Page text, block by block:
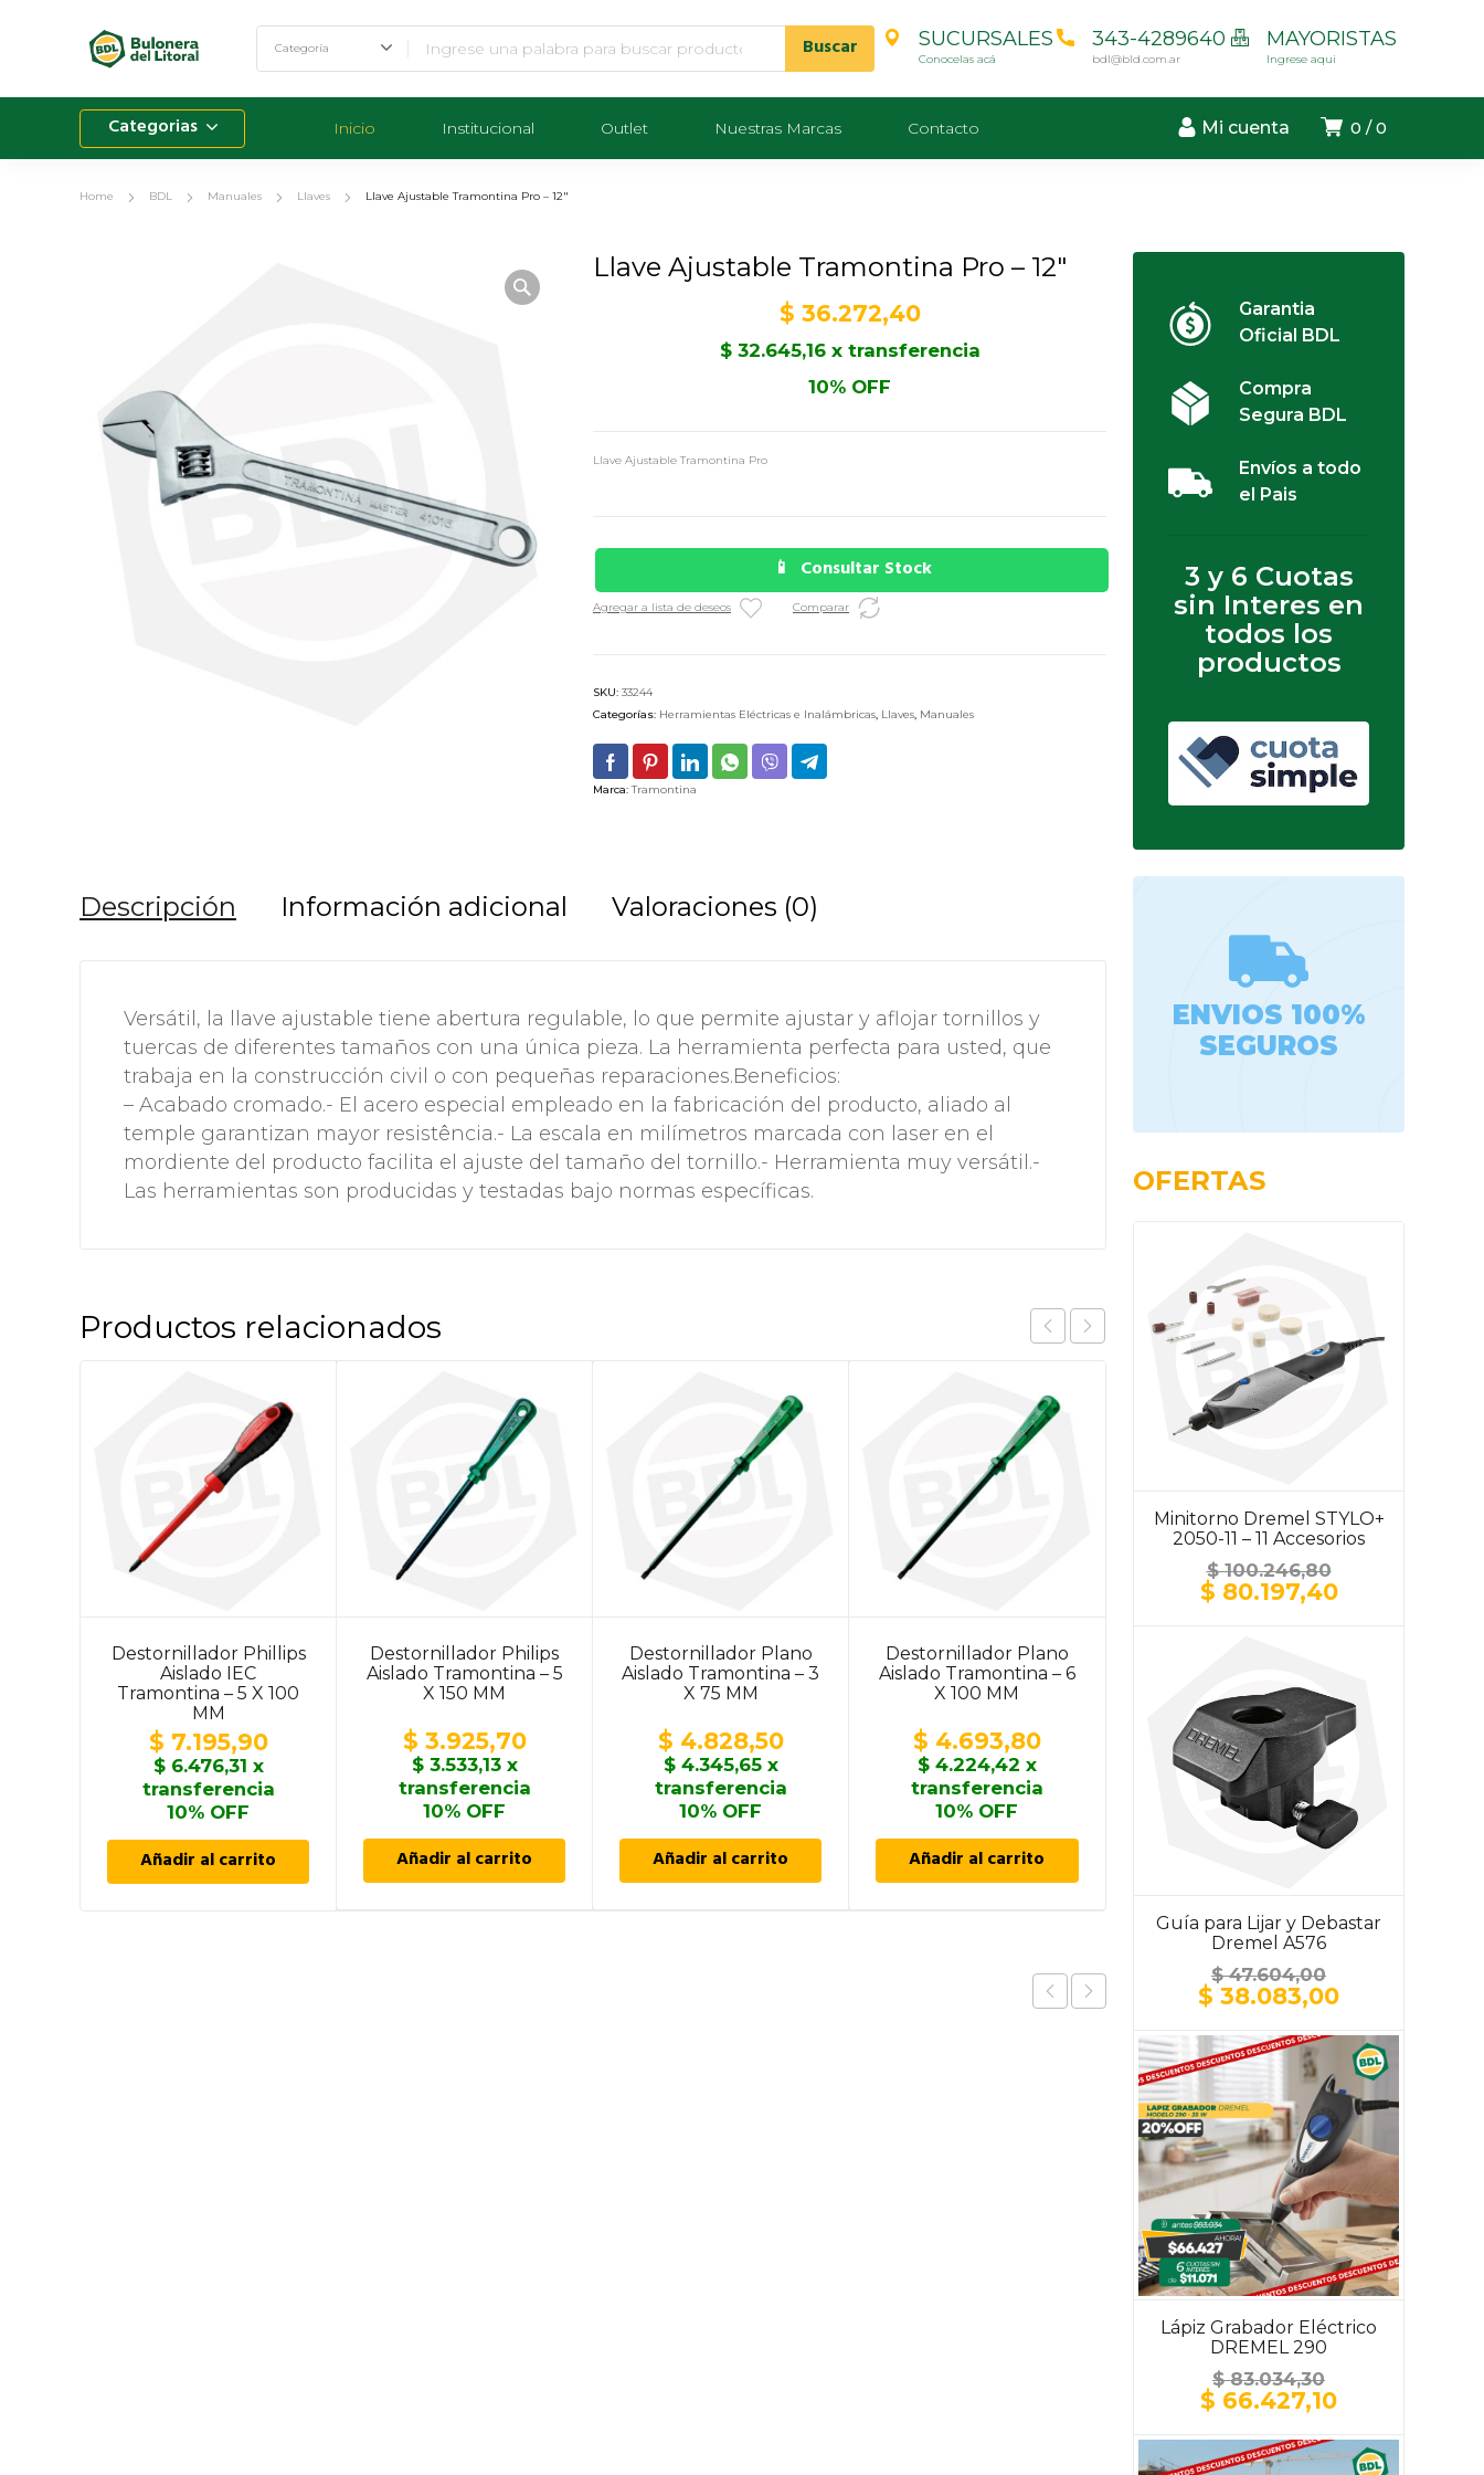
SUCURSALES
Conocelas acá
343-4289640
bdl@bld.com.ar
MAYORISTAS
Ingrese aqui
0 0
Mi cuenta
Categorias Inicio Institucional Outlet Nuestras Marcas Contacto
Home BDL Manuales Llaves Llave Ajustable Tramontina Pro – 12″
Llave Ajustable Tramontina Pro – 12″
$ 36.272,40
$32.645,16x transferencia
10% OFF
Llave Ajustable Tramontina Pro
Consultar Stock
Agregar a lista de deseos Comparar
SKU: 33244
Categorías: Herramientas Eléctricas e Inalámbricas, Llaves, Manuales
Marca:Tramontina
Descripción Información adicional Valoraciones (0)
Versátil, la llave ajustable tiene abertura regulable, lo que permite ajustar y aflojar tornillos y
tuercas de diferentes tamaños con una única pieza. La herramienta perfecta para usted, que
trabaja en la construcción civil o con pequeñas reparaciones.Beneficios:
– Acabado cromado.- El acero especial empleado en la fabricación del producto, aliado al
temple garantizan mayor resistência.- La escala en milímetros marcada con laser en el
mordiente del producto facilita el ajuste del tamaño del tornillo.- Herramienta muy versátil.-
Las herramientas son producidas y testadas bajo normas específicas.
Productos relacionados
Destornillador Phillips
Aislado IEC
Tramontina – 5 X 100
MM
$ 7.195,90
$6.476,31 x
transferencia
10% OFF
Añadir al carrito
Destornillador Philips
Aislado Tramontina – 5
X 150 MM
$ 3.925,70
$3.533,13x
transferencia
10% OFF
Añadir al carrito
Destornillador Plano
Aislado Tramontina – 3
X 75 MM
$ 4.828,50
$4.345,65x
transferencia
10% OFF
Añadir al carrito
Destornillador Plano
Aislado Tramontina – 6
X 100 MM
$ 4.693,80
$4.224,42 x
transferencia
10% OFF
Añadir al carrito
Tramontina – 5 X 100
MM
$7.185,70
$6.467,13
transferencia
10% OFF
Garantia
Oficial BDL
Compra
Segura BDL
Envíos a todo
el Pais
3 y 6 Cuotas
sin Interes en
todos los
productos
ENVIOS 100%
SEGUROS
OFERTAS
Minitorno Dremel STYLO+
2050-11 – 11 Accesorios
$100.246,80
El
precio
$ 80.197,40El
Guía para Lijar y Debastar
Dremel A576
$47.604,00
El
precio
original
era:
$ 47.604,00.
$ 38.083,00El
actual
es:
$
Lápiz Grabador Eléctrico
DREMEL 290
$83.034,30
El
precio
original
era:
$ 66.427,10El
actual
es: